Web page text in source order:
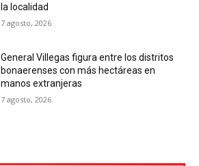
la localidad
7 agosto, 2026
General Villegas figura entre los distritos
bonaerenses con más hectáreas en
manos extranjeras
7 agosto, 2026